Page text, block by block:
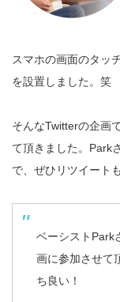
スマホの画面のタッ
を設置しました。笑
そんなTwitterの企画
て頂きました。Park
で、ぜひリツイート
ベーシストPark
画に参加させて
ち良い！